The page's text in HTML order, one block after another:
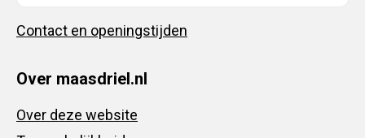
Contact en openingstijden
Over maasdriel.nl
Over deze website